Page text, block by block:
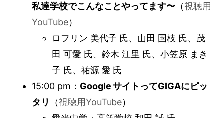
私達学校でこんなことやってます〜 （視聴用
YouTube）
ロフリン 美代子 氏、山田 国枝 氏、茂
田 可愛 氏、鈴木 江里 氏、小笠原 まき
子 氏、祐源 愛 氏
15:00 pm： Google サイトってGIGAにピッ
タリ
（視聴用YouTube）